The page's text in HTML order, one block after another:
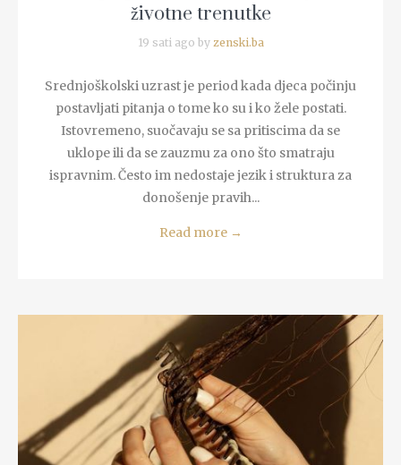
životne trenutke
19 sati ago by zenski.ba
Srednjoškolski uzrast je period kada djeca počinju
postavljati pitanja o tome ko su i ko žele postati.
Istovremeno, suočavaju se sa pritiscima da se
uklope ili da se zauzmu za ono što smatraju
ispravnim. Često im nedostaje jezik i struktura za
donošenje pravih...
Read more →
READ MORE